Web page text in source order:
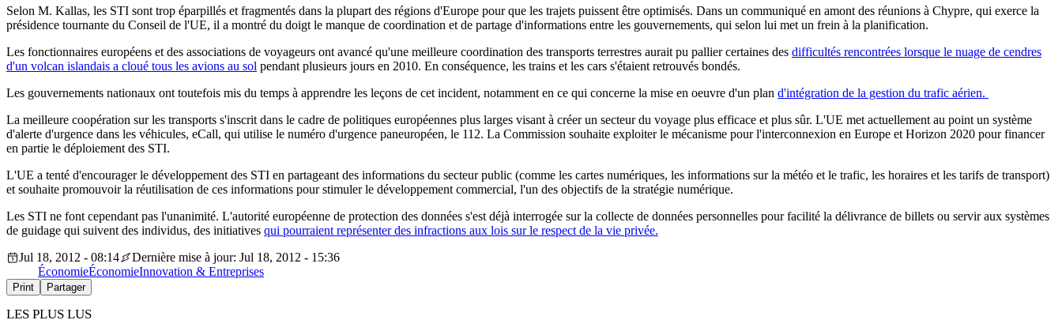
Selon M. Kallas, les STI sont trop éparpillés et fragmentés dans la plupart des régions d'Europe pour que les trajets puissent être optimisés. Dans un communiqué en amont des réunions à Chypre, qui exerce la
présidence tournante du Conseil de l'UE, il a montré du doigt le manque de coordination et de partage d'informations entre les gouvernements, qui selon lui met un frein à la planification.
Les fonctionnaires européens et des associations de voyageurs ont avancé qu'une meilleure coordination des transports terrestres aurait pu pallier certaines des difficultés rencontrées lorsque le nuage de cendres
d'un volcan islandais a cloué tous les avions au sol pendant plusieurs jours en 2010. En conséquence, les trains et les cars s'étaient retrouvés bondés.
Les gouvernements nationaux ont toutefois mis du temps à apprendre les leçons de cet incident, notamment en ce qui concerne la mise en oeuvre d'un plan d'intégration de la gestion du trafic aérien.
La meilleure coopération sur les transports s'inscrit dans le cadre de politiques européennes plus larges visant à créer un secteur du voyage plus efficace et plus sûr. L'UE met actuellement au point un système
d'alerte d'urgence dans les véhicules, eCall, qui utilise le numéro d'urgence paneuropéen, le 112. La Commission souhaite exploiter le mécanisme pour l'interconnexion en Europe et Horizon 2020 pour financer
en partie le déploiement des STI.
L'UE a tenté d'encourager le développement des STI en partageant des informations du secteur public (comme les cartes numériques, les informations sur la météo et le trafic, les horaires et les tarifs de transport)
et souhaite promouvoir la réutilisation de ces informations pour stimuler le développement commercial, l'un des objectifs de la stratégie numérique.
Les STI ne font cependant pas l'unanimité. L'autorité européenne de protection des données s'est déjà interrogée sur la collecte de données personnelles pour facilité la délivrance de billets ou servir aux systèmes
de guidage qui suivent des individus, des initiatives qui pourraient représenter des infractions aux lois sur le respect de la vie privée.
Jul 18, 2012 - 08:14
Dernière mise à jour: Jul 18, 2012 - 15:36
ÉconomieÉconomieInnovation & Entreprises
Print Partager
LES PLUS LUS